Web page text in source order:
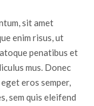
sit amet
enim risus, ut
penatibus et
mus. Donec
eros semper,
sem quis eleifend